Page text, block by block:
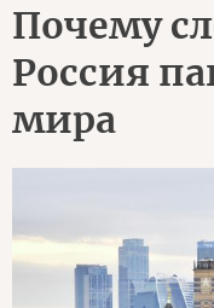
Почему
Россия
мира